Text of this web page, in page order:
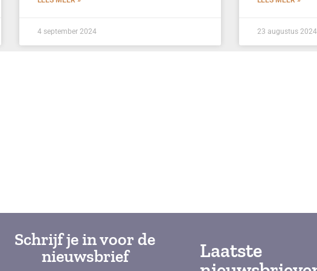
4 september 2024 23 augustus 2024
Schrijf je in voor de
nieuwsbrief
Laatste